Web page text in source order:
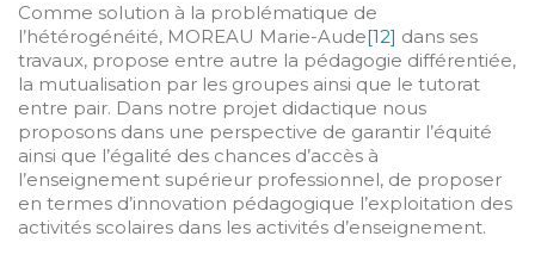
Comme solution à la problématique de
l’hétérogénéité, MOREAU Marie-Aude[12] dans ses
travaux, propose entre autre la pédagogie différentiée,
la mutualisation par les groupes ainsi que le tutorat
entre pair. Dans notre projet didactique nous
proposons dans une perspective de garantir l’équité
ainsi que l’égalité des chances d’accès à
l’enseignement supérieur professionnel, de proposer
en termes d’innovation pédagogique l’exploitation des
activités scolaires dans les activités d’enseignement.